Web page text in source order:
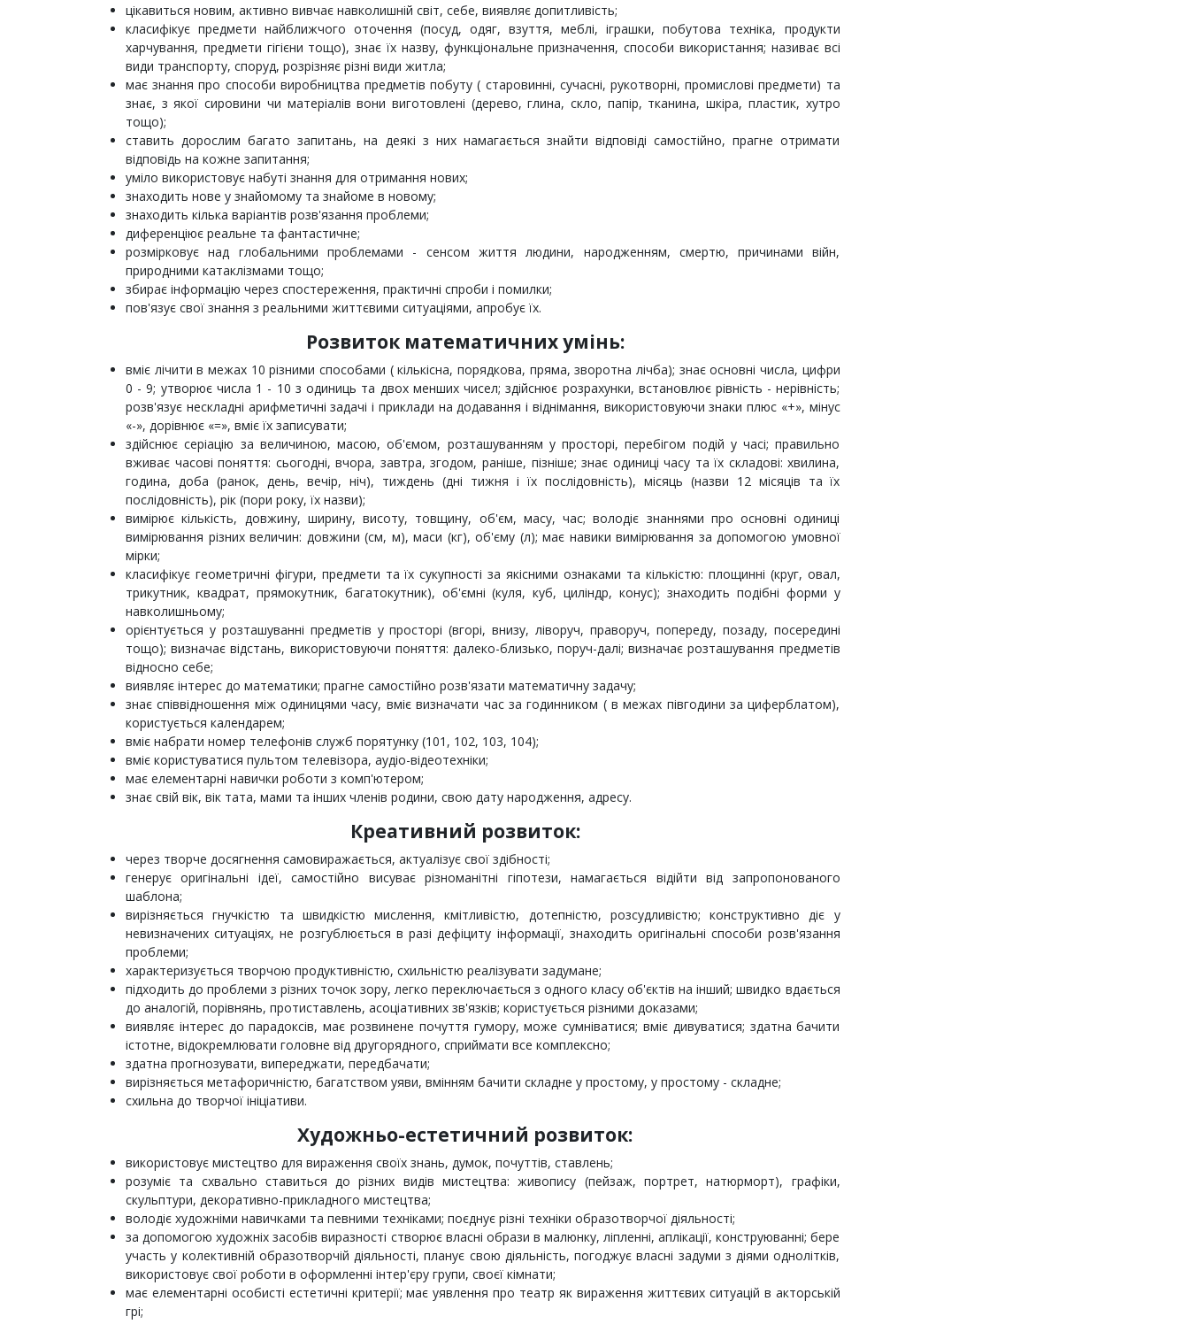
цікавиться новим, активно вивчає навколишній світ, себе, виявляє допитливість;
класифікує предмети найближчого оточення (посуд, одяг, взуття, меблі, іграшки, побутова техніка, продукти
харчування, предмети гігієни тощо), знає їх назву, функціональне призначення, способи використання; називає всі
види транспорту, споруд, розрізняє різні види житла;
має знання про способи виробництва предметів побуту ( старовинні, сучасні, рукотворні, промислові предмети) та
знає, з якої сировини чи матеріалів вони виготовлені (дерево, глина, скло, папір, тканина, шкіра, пластик, хутро
тощо);
ставить дорослим багато запитань, на деякі з них намагається знайти відповіді самостійно, прагне отримати
відповідь на кожне запитання;
уміло використовує набуті знання для отримання нових;
знаходить нове у знайомому та знайоме в новому;
знаходить кілька варіантів розв'язання проблеми;
диференціює реальне та фантастичне;
розмірковує над глобальними проблемами - сенсом життя людини, народженням, смертю, причинами війн,
природними катаклізмами тощо;
збирає інформацію через спостереження, практичні спроби і помилки;
пов'язує свої знання з реальними життєвими ситуаціями, апробує їх.
Розвиток математичних умінь:
вміє лічити в межах 10 різними способами ( кількісна, порядкова, пряма, зворотна лічба); знає основні числа, цифри
0 - 9; утворює числа 1 - 10 з одиниць та двох менших чисел; здійснює розрахунки, встановлює рівність - нерівність;
розв'язує нескладні арифметичні задачі і приклади на додавання і віднімання, використовуючи знаки плюс «+», мінус
«-», дорівнює «=», вміє їх записувати;
здійснює серіацію за величиною, масою, об'ємом, розташуванням у просторі, перебігом подій у часі; правильно
вживає часові поняття: сьогодні, вчора, завтра, згодом, раніше, пізніше; знає одиниці часу та їх складові: хвилина,
година, доба (ранок, день, вечір, ніч), тиждень (дні тижня і їх послідовність), місяць (назви 12 місяців та їх
послідовність), рік (пори року, їх назви);
вимірює кількість, довжину, ширину, висоту, товщину, об'єм, масу, час; володіє знаннями про основні одиниці
вимірювання різних величин: довжини (см, м), маси (кг), об'єму (л); має навики вимірювання за допомогою умовної
мірки;
класифікує геометричні фігури, предмети та їх сукупності за якісними ознаками та кількістю: площинні (круг, овал,
трикутник, квадрат, прямокутник, багатокутник), об'ємні (куля, куб, циліндр, конус); знаходить подібні форми у
навколишньому;
орієнтується у розташуванні предметів у просторі (вгорі, внизу, ліворуч, праворуч, попереду, позаду, посередині
тощо); визначає відстань, використовуючи поняття: далеко-близько, поруч-далі; визначає розташування предметів
відносно себе;
виявляє інтерес до математики; прагне самостійно розв'язати математичну задачу;
знає співвідношення між одиницями часу, вміє визначати час за годинником ( в межах півгодини за циферблатом),
користується календарем;
вміє набрати номер телефонів служб порятунку (101, 102, 103, 104);
вміє користуватися пультом телевізора, аудіо-відеотехніки;
має елементарні навички роботи з комп'ютером;
знає свій вік, вік тата, мами та інших членів родини, свою дату народження, адресу.
Креативний розвиток:
через творче досягнення самовиражається, актуалізує свої здібності;
генерує оригінальні ідеї, самостійно висуває різноманітні гіпотези, намагається відійти від запропонованого
шаблона;
вирізняється гнучкістю та швидкістю мислення, кмітливістю, дотепністю, розсудливістю; конструктивно діє у
невизначених ситуаціях, не розгублюється в разі дефіциту інформації, знаходить оригінальні способи розв'язання
проблеми;
характеризується творчою продуктивністю, схильністю реалізувати задумане;
підходить до проблеми з різних точок зору, легко переключається з одного класу об'єктів на інший; швидко вдається
до аналогій, порівнянь, протиставлень, асоціативних зв'язків; користується різними доказами;
виявляє інтерес до парадоксів, має розвинене почуття гумору, може сумніватися; вміє дивуватися; здатна бачити
істотне, відокремлювати головне від другорядного, сприймати все комплексно;
здатна прогнозувати, випереджати, передбачати;
вирізняється метафоричністю, багатством уяви, вмінням бачити складне у простому, у простому - складне;
схильна до творчої ініціативи.
Художньо-естетичний розвиток:
використовує мистецтво для вираження своїх знань, думок, почуттів, ставлень;
розуміє та схвально ставиться до різних видів мистецтва: живопису (пейзаж, портрет, натюрморт), графіки,
скульптури, декоративно-прикладного мистецтва;
володіє художніми навичками та певними техніками; поєднує різні техніки образотворчої діяльності;
за допомогою художніх засобів виразності створює власні образи в малюнку, ліпленні, аплікації, конструюванні; бере
участь у колективній образотворчій діяльності, планує свою діяльність, погоджує власні задуми з діями однолітків,
використовує свої роботи в оформленні інтер'єру групи, своєї кімнати;
має елементарні особисті естетичні критерії; має уявлення про театр як вираження життєвих ситуацій в акторській
грі;